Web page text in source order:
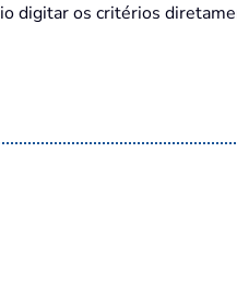
digitar os critérios